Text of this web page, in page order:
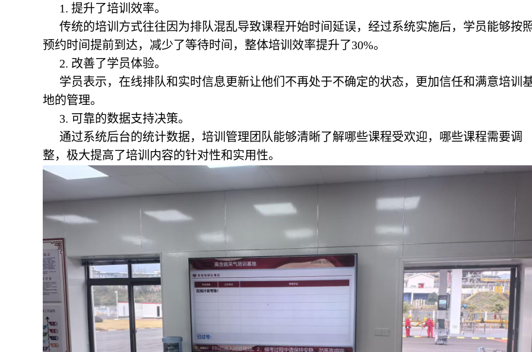
1. 提升了培训效率。
传统的培训方式往往因为排队混乱导致课程开始时间延误，经过系统实施后，学员能够按
预约时间提前到达，减少了等待时间，整体培训效率提升了30%。
2. 改善了学员体验。
学员表示，在线排队和实时信息更新让他们不再处于不确定的状态，更加信任和满意培训
地的管理。
3. 可靠的数据支持决策。
通过系统后台的统计数据，培训管理团队能够清晰了解哪些课程受欢迎，哪些课程需要调
整，极大提高了培训内容的针对性和实用性。